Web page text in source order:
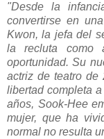
"Desde la
convertirse en
Kwon, la jefa del
la recluta como
oportunidad. Su
actriz de teatro de
libertad completa
años, Sook-Hee
mujer, que ha
normal no resulta